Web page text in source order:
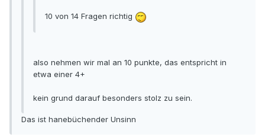
10 von 14 Fragen richtig
also nehmen wir mal an 10 punkte, das entspricht in
etwa einer 4+
kein grund darauf besonders stolz zu sein.
Das ist hanebüchender Unsinn